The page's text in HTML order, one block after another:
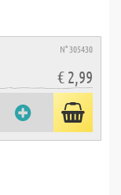
N° 305430
€ 2,99